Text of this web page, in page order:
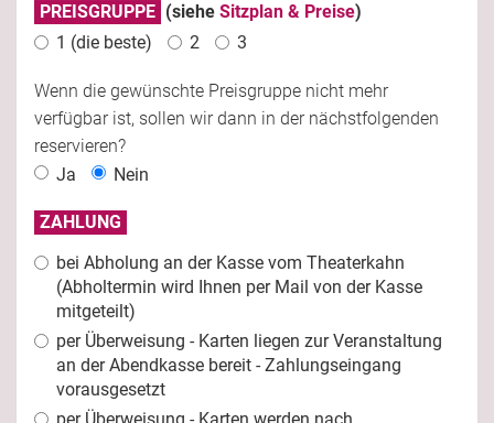
PREISGRUPPE (siehe Sitzplan & Preise)
1 (die beste)
2 3
Wenn die gewünschte Preisgruppe nicht mehr
verfügbar ist, sollen wir dann in der nächstfolgenden
reservieren?
Ja
Nein
ZAHLUNG
bei Abholung an der Kasse vom Theaterkahn
(Abholtermin wird Ihnen per Mail von der Kasse
mitgeteilt)
per Überweisung - Karten liegen zur Veranstaltung
an der Abendkasse bereit - Zahlungseingang
vorausgesetzt